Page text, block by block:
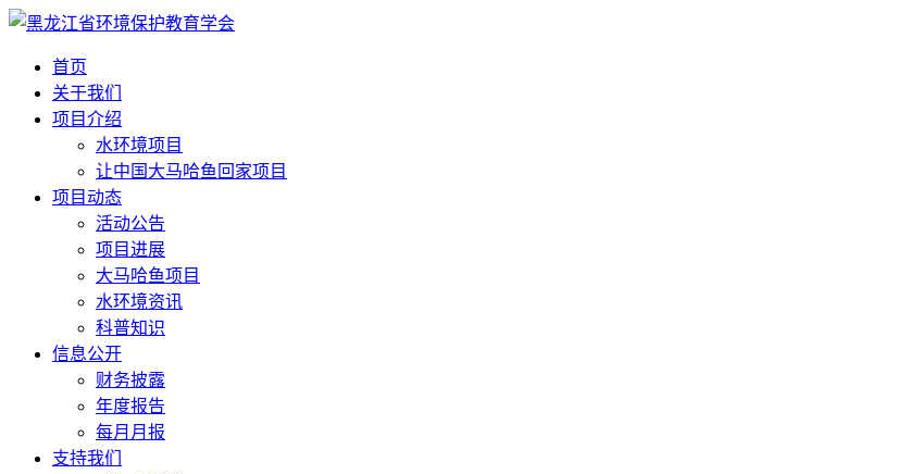
首页
关于我们
项目介绍
水环境项目
让中国大马哈鱼回家项目
项目动态
活动公告
项目进展
大马哈鱼项目
水环境资讯
科普知识
信息公开
财务披露
年度报告
每月月报
支持我们